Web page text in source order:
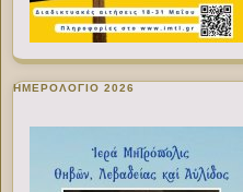
ΗΜΕΡΟΛΟΓΙΟ 2026